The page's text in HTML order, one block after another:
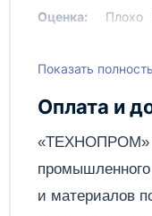
Оценка: Плохо
Написать
Показать
Оплата и
«ТЕХНОПРОМ»
и материалов